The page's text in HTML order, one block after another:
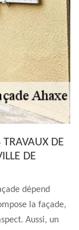
DE
DE
dépend
la façade,
Aussi, un